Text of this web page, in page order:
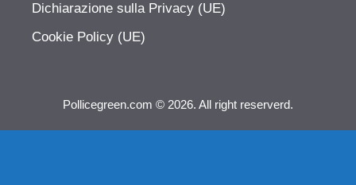
Dichiarazione sulla Privacy (UE)
Cookie Policy (UE)
Pollicegreen.com © 2026. All right reserverd.